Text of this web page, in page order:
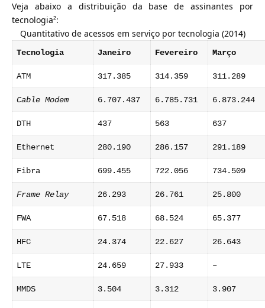
Veja abaixo a distribuição da base de assinantes por
tecnologia²:
Quantitativo de acessos em serviço por tecnologia (2014)
Tecnologia Janeiro Fevereiro Março
ATM 317.385 314.359 311.289
Cable Modem 6.707.437 6.785.731 6.873.244
DTH 437 563 637
Ethernet 280.190 286.157 291.189
Fibra 699.455 722.056 734.509
Frame Relay 26.293 26.761 25.800
FWA 67.518 68.524 65.377
HFC 24.374 22.627 26.643
LTE 24.659 27.933 –
MMDS 3.504 3.312 3.907